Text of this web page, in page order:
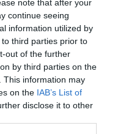
note that after your
continue seeing
information utilized by
third parties prior to
out of the further
by third parties on the
This information may
on the IAB’s List of
disclose it to other
«οικογένεια»
στο
και τα 15. Μέχρι
Αν ξεπεράσει αυτό το
λεπτό και θα
θλάσης σε κάποιον